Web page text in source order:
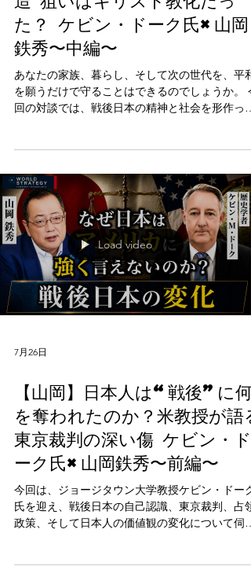
【山岡】マッカーサーの日本改
造 狙いはキリスト教化だっ
た？ ケビン・ドーク氏×山岡
鉄秀〜中編〜
あなたの家族、暮らし、そして次の世代を、平和
保障上の課題を考えます。
Load video
7月26日
【山岡】日本人は“戦後”に何
を奪われたのか？米教授が語る
東京裁判の深い傷 ケビン・ド
ーク氏×山岡鉄秀〜前編〜
今回は、ジョージタウン大学教授ケビン・ドーク